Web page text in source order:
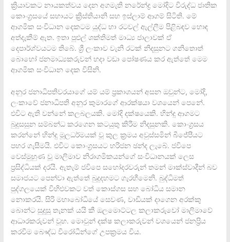
ක්‍රියාවකට නායකත්වය දෙන අගමැති නරේන්ද්‍ර මෝදිට විරුද්ධ ජාතික
කොංග්‍රසයේ සහායට ක්‍රිස්තියානි සහ ඉස්ලාම් ආගම් සිටිති. මේ
ආගමික සංවිධාන දෙකටම යුද්ධ හා රටවල් ඇල්ලීම පිළිබඳව හොඳ
අත්දැකීම් ඇත. ඉතා පුළුල් ශක්තිමත් මාධ්‍ය ජාලාවක් ඒ
දෙපාර්ශ්වයටම තිබේ. ශ්‍රී ලංකාව වැනි රටක් නිදසුනට ගනිතොත්
බොහෝ ජනමාධ්‍යකරුවන් හදා වඩා පෝෂණය කර ඇත්තේ මෙම
ආගමික සංවිධාන දෙක විසිනි.
අනුර ජනාධිපතිවරයාගේ යම් යම් ප්‍රකාශයන් අසන ඔවුන්ට, මෝදි,
ලංකාවේ ජනාධිපති අනුර කුමාරගේ ආරක්ෂයා වශයෙන් පෙනේ.
එවිට ඇති වන්නේ කලබලයකි. මෝදි දක්ෂයෙකි. හින්දු ආගමට
බුදුසසුන සම්බන්ධ කරගෙන කටයුතු කිරීම නිදසුනකි. කොංග්‍රසය
කරන්නේ හින්දු මූලධර්මයක් වූ කුල ක්‍රමය අවුස්සමින් බීජේපීයට
පහර ගැසීමයි. එවිට කොංග්‍රසයට හරිජන ඡන්ද ලැබේ. ජවිපෙ
වෙස්මුහුණ වූ මාලිමාව නිරාගමිකයන්ගේ සංවිධානයක් ලෙස
ප්‍රසිද්ධියක් දරයි. ඇතැම් ජවිපෙ සහෝදරවරුන් තමන් මාක්ස්වාදීන් බව
සමාජයට පෙන්වා ඇත්තේ බුදුදහමට ගැරහීමෙනි. බුද්ධිමත්
පුද්ගලයෙක් විහිළුවකට වත් කොස්ගස සහ බෝධිය සමාන
නොකරයි. සිරි මහාබෝධියේ සෙවණ, වාඩියක් දාගෙන අරක්කු
බොන්ට සුදුසු තැනක් යයි කී ඔලමොට්ටල කලාකරුවෝ මාලිමාවේ
ආධාරකරුවන් වූහ. මොවුන් දක්ෂ කලාකරුවන් වශයෙන් ජනප්‍රිය
කරවීම බෞද්ධ විරෝධීන්ගේ උපක්‍රමය විය.